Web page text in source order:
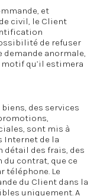
et
civil, le Client
de refuser
demande anormale,
qu’il estimera
des services
sont mis à
Internet de la
détail des frais, des
du contrat, que ce
téléphone. Le
du Client dans la
uniquement. A